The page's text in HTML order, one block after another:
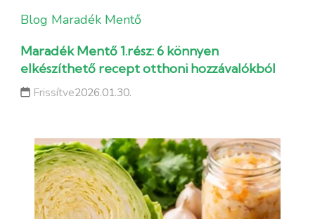
Blog Maradék Mentő
Maradék Mentő 1.rész: 6 könnyen
elkészíthető recept otthoni hozzávalókból
Frissítve2026.01.30.